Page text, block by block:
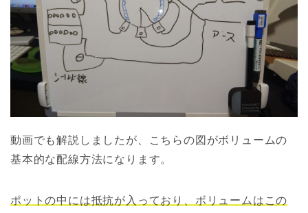
動画でも解説しましたが、こちらの図がボリュームの
基本的な配線方法になります。
ポットの中には抵抗が入っており、ボリュームはこの